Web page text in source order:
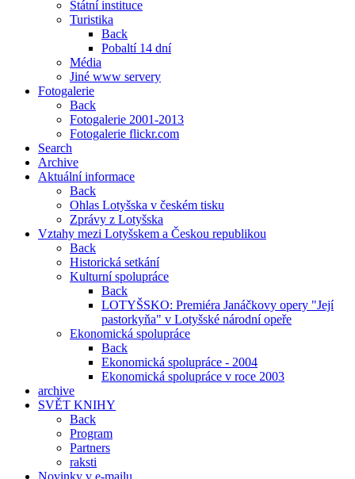
Státní instituce
Turistika
Back
Pobaltí 14 dní
Média
Jiné www servery
Fotogalerie
Back
Fotogalerie 2001-2013
Fotogalerie flickr.com
Search
Archive
Aktuální informace
Back
Ohlas Lotyšska v českém tisku
Zprávy z Lotyšska
Vztahy mezi Lotyšskem a Českou republikou
Back
Historická setkání
Kulturní spolupráce
Back
LOTYŠSKO: Premiéra Janáčkovy opery "Její
pastorkyňa" v Lotyšské národní opeře
Ekonomická spolupráce
Back
Ekonomická spolupráce - 2004
Ekonomická spolupráce v roce 2003
archive
SVĚT KNIHY
Back
Program
Partners
raksti
Novinky v e-mailu